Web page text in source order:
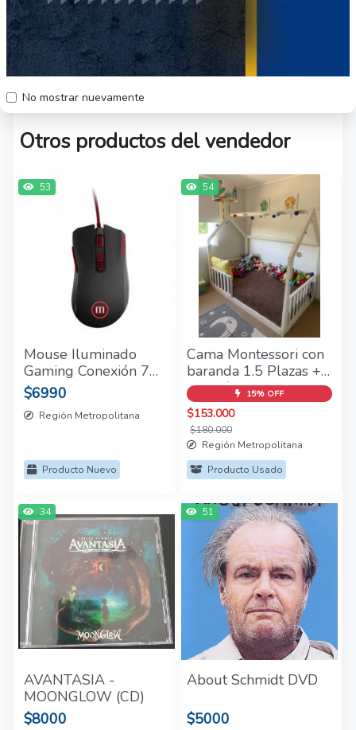
No mostrar nuevamente
Envío a regiones por cobrar vía Starken
previo depósito
Otros productos del vendedor
53
Mouse Iluminado
Gaming Conexión 7
Botones Maxell
$6990
Región Metropolitana
Producto Nuevo
54
Cama Montessori con
baranda 1.5 Plazas +
Colchón Rosen muy
buen estado.
Conversable!
15% OFF
$153.000
$180.000
Región Metropolitana
Producto Usado
34
AVANTASIA -
MOONGLOW (CD)
$8000
51
About Schmidt DVD
$5000